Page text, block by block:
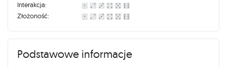
Interakcja:
Złożoność:
Podstawowe informacje